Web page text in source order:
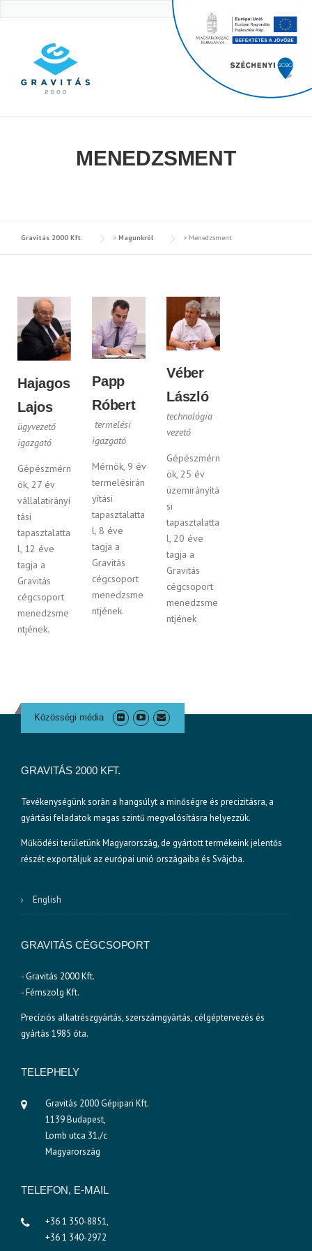
MENEDZSMENT
Gravitás 2000 Kft. > Magunkról > Menedzsment
Hajagos
Lajos
ügyvezető
igazgató
Gépészmérn
ök, 27 év
vállalatirányí
tási
tapasztalatta
l, 12 éve
tagja a
Gravitás
cégcsoport
menedzsme
ntjének.
Papp
Róbert
termelési
igazgató
Mérnök, 9 év
termelésirán
yítási
tapasztalatta
l, 8 éve
tagja a
Gravitás
cégcsoport
menedzsme
ntjének.
Véber
László
technológia
vezető
Gépészmérn
ök, 25 év
üzemirányítá
si
tapasztalatta
l, 20 éve
tagja a
Gravitás
cégcsoport
menedzsme
ntjének
Közösségi média
GRAVITÁS 2000 KFT.
Tevékenységünk során a hangsúlyt a minőségre és precizitásra, a
gyártási feladatok magas szintű megvalósításra helyezzük.
Működési területünk Magyarország, de gyártott termékeink jelentős
részét exportáljuk az európai unió országaiba és Svájcba.
English
GRAVITÁS CÉGCSOPORT
- Gravitás 2000 Kft.
- Fémszolg Kft.
Precíziós alkatrészgyártás, szerszámgyártás, célgéptervezés és
gyártás 1985 óta.
TELEPHELY
Gravitás 2000 Gépipari Kft.
1139 Budapest,
Lomb utca 31./c
Magyarország
TELEFON, E-MAIL
+36 1 350-8851,
+36 1 340-2972